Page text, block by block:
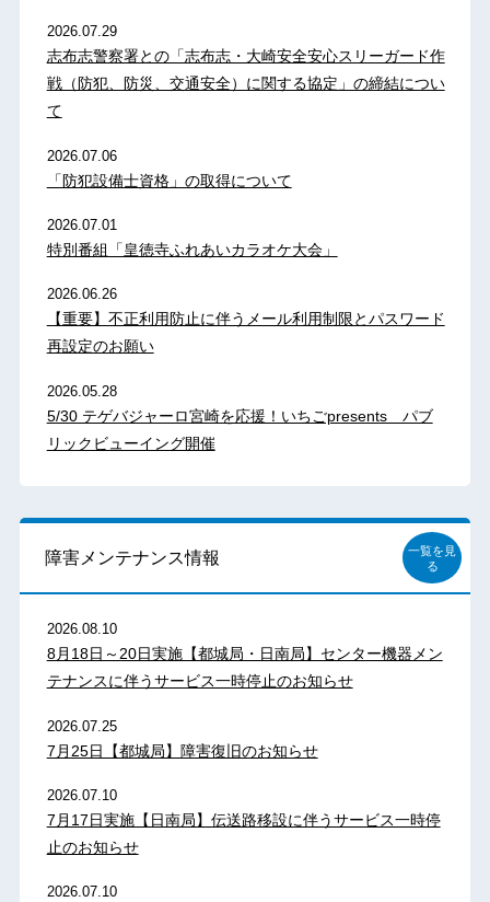
2026.07.29
志布志警察署との「志布志・大崎安全安心スリーガード作
戦（防犯、防災、交通安全）に関する協定」の締結につい
て
2026.07.06
「防犯設備士資格」の取得について
2026.07.01
特別番組「皇徳寺ふれあいカラオケ大会」
2026.06.26
【重要】不正利用防止に伴うメール利用制限とパスワード
再設定のお願い
2026.05.28
5/30 テゲバジャーロ宮崎を応援！いちごpresents パブ
リックビューイング開催
障害メンテナンス情報
一覧を見
る
2026.08.10
8月18日～20日実施【都城局・日南局】センター機器メン
テナンスに伴うサービス一時停止のお知らせ
2026.07.25
7月25日【都城局】障害復旧のお知らせ
2026.07.10
7月17日実施【日南局】伝送路移設に伴うサービス一時停
止のお知らせ
2026.07.10